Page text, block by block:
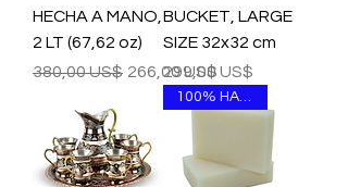
HECHA A MANO,
2 LT (67,62 oz)
Precio
380,00 US$ Precio de oferta
266,00 US$
BUCKET, LARGE
SIZE 32x32 cm
Precio
299,00 US$